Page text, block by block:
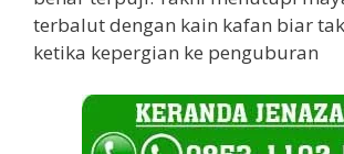
terbalut dengan kain kafan biar
ketika kepergian ke penguburan